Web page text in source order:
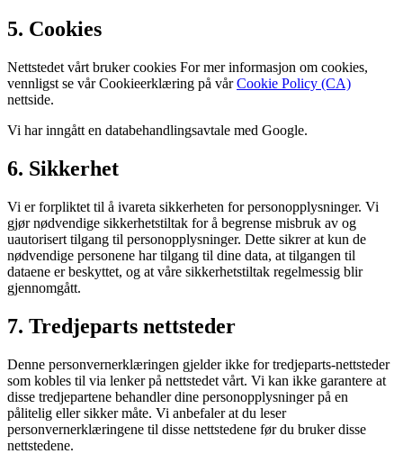
5. Cookies
Nettstedet vårt bruker cookies For mer informasjon om cookies,
vennligst se vår Cookieerklæring på vårCookie Policy (CA)
nettside.
Vi har inngått en databehandlingsavtale med Google.
6. Sikkerhet
Vi er forpliktet til å ivareta sikkerheten for personopplysninger. Vi
gjør nødvendige sikkerhetstiltak for å begrense misbruk av og
uautorisert tilgang til personopplysninger. Dette sikrer at kun de
nødvendige personene har tilgang til dine data, at tilgangen til
dataene er beskyttet, og at våre sikkerhetstiltak regelmessig blir
gjennomgått.
7. Tredjeparts nettsteder
Denne personvernerklæringen gjelder ikke for tredjeparts-nettsteder
som kobles til via lenker på nettstedet vårt. Vi kan ikke garantere at
disse tredjepartene behandler dine personopplysninger på en
pålitelig eller sikker måte. Vi anbefaler at du leser
personvernerklæringene til disse nettstedene før du bruker disse
nettstedene.